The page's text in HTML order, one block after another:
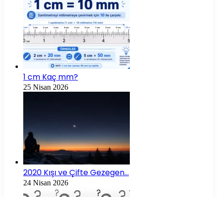
1 cm Kaç mm?
25 Nisan 2026
2020 Kışı ve Çifte Gezegen…
24 Nisan 2026